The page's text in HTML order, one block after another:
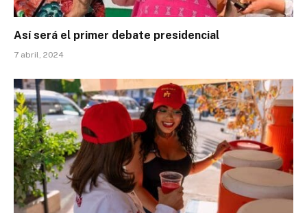
Así será el primer debate presidencial
7 abril, 2024